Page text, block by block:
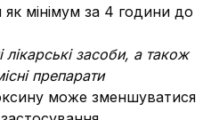
як мінімум за 4 години до
лікарські засоби, а також
препарати
може зменшуватися